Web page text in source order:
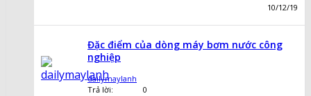
10/12/19
Đặc điểm của dòng máy bơm nước công
nghiệp
dailymaylanh
Trả lời:
0